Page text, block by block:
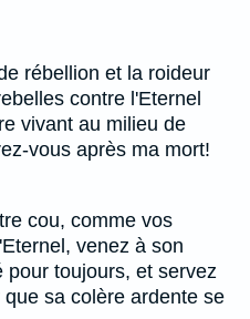
rébellion et la roideur
contre l'Eternel
vivant au milieu de
vous après ma mort!
cou, comme vos
venez à son
toujours, et servez
sa colère ardente se